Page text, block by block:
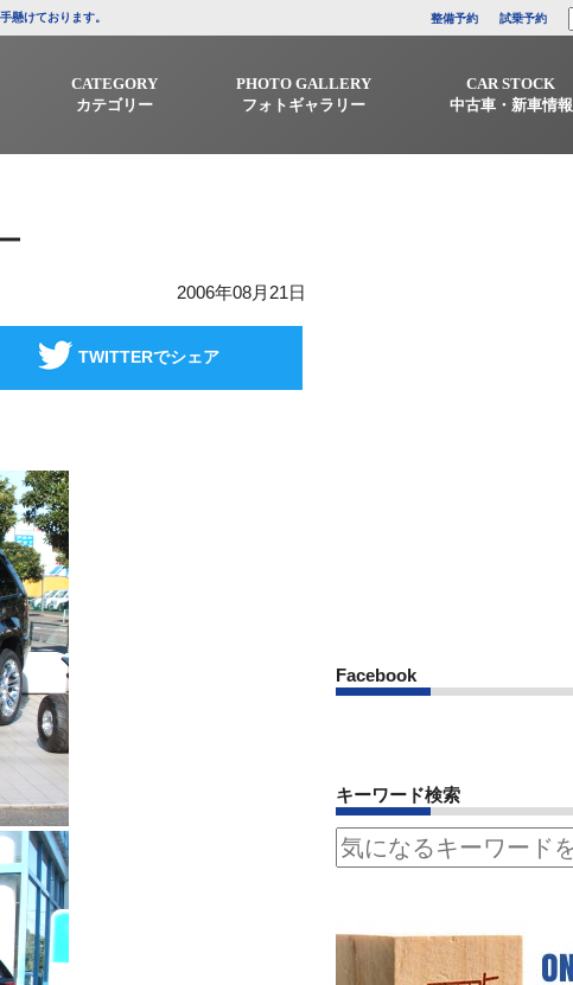
懸けております。 整備予約 試乗予約
CATEGORY
カテゴリー
PHOTO GALLERY
フォトギャラリー
CAR STOCK
中古車・新車情報
2006年08月21日
TWITTERでシェア
Facebook
キーワード検索